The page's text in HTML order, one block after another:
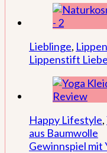
Lieblinge, Lippen
Lippenstift
Happy Lifestyle,
aus Baumwolle
Gewinnspiel mit